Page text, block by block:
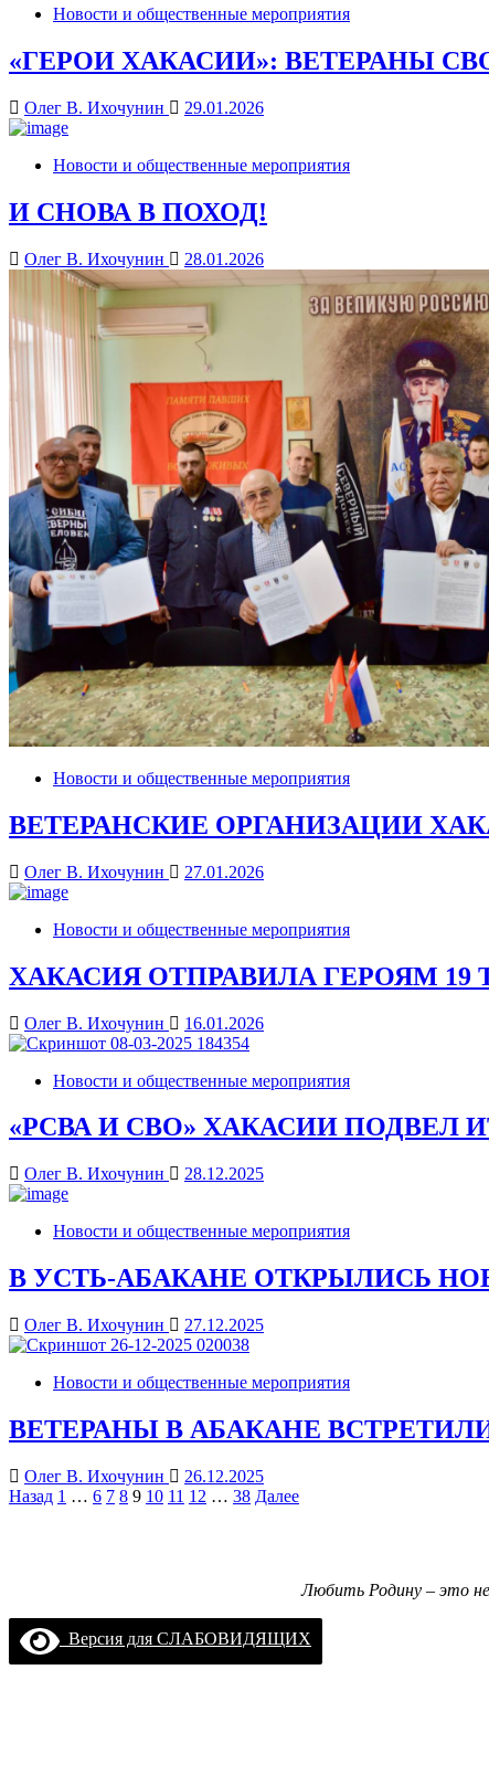
Новости и общественные мероприятия
«ГЕРОИ ХАКАСИИ»: ВЕТЕРАНЫ
Олег В. Ихочунин 29.01.2026
Новости и общественные мероприятия
И СНОВА В ПОХОД!
Олег В. Ихочунин 28.01.2026
Новости и общественные мероприятия
ВЕТЕРАНСКИЕ ОРГАНИЗАЦИИ
Олег В. Ихочунин 27.01.2026
Новости и общественные мероприятия
ХАКАСИЯ ОТПРАВИЛА ГЕРОЯМ
Олег В. Ихочунин 16.01.2026
Новости и общественные мероприятия
«РСВА И СВО» ХАКАСИИ ПОДВЕЛ
Олег В. Ихочунин 28.12.2025
Новости и общественные мероприятия
В УСТЬ-АБАКАНЕ ОТКРЫЛИСЬ
Олег В. Ихочунин 27.12.2025
Новости и общественные мероприятия
ВЕТЕРАНЫ В АБАКАНЕ
Олег В. Ихочунин 26.12.2025
Пагинация
Назад 1 … 6 7 8 9 10 11 12 … 38 Далее
Любить Родину – это
Версия для СЛАБОВИДЯЩИХ